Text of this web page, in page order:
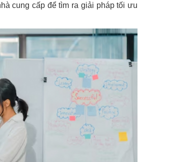
cung cấp để tìm ra giải pháp tối ưu